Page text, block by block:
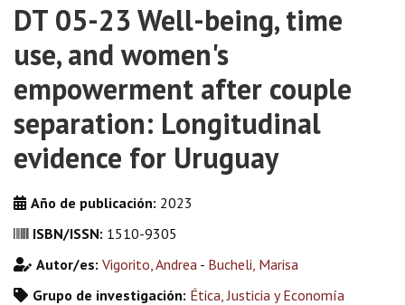
DT 05-23 Well-being, time
use, and women's
empowerment after couple
separation: Longitudinal
evidence for Uruguay
Año de publicación: 2023
ISBN/ISSN: 1510-9305
Autor/es: Vigorito, Andrea - Bucheli, Marisa
Grupo de investigación: Ética, Justicia y Economía